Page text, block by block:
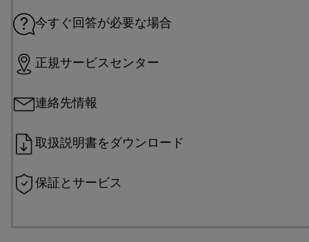
今すぐ回答が必要な場合
正規サービスセンター
連絡先情報
取扱説明書をダウンロード
保証とサービス